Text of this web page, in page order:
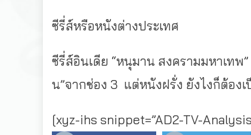
ซีรี่ส์หรือหนังต่างประเทศ
ซีรี่ส์อินเดีย “หนุมาน สงครามมหาเทพ
น”จากช่อง 3 แต่หนังฝรั่ง ยังไงก็ต้องเ
[xyz-ihs snippet=”AD2-TV-